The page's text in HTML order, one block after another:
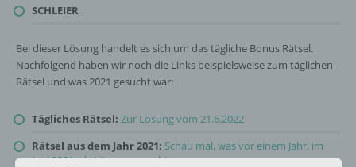
SCHLEIER
Bei dieser Lösung handelt es sich um das tägliche Bonus Rätsel.
Nachfolgend haben wir noch die Links beispielsweise zum täglichen
Rätsel und was 2021 gesucht war:
Tägliches Rätsel: Zur Lösung vom 21.6.2022
Rätsel aus dem Jahr 2021: Schau mal, was vor einem Jahr, im
Juni 2021, als Lösung gesucht war